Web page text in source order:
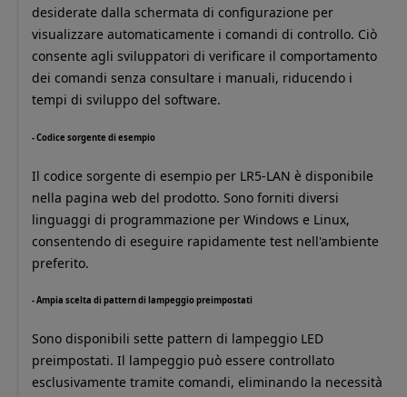
desiderate dalla schermata di configurazione per
visualizzare automaticamente i comandi di controllo. Ciò
consente agli sviluppatori di verificare il comportamento
dei comandi senza consultare i manuali, riducendo i
tempi di sviluppo del software.
- Codice sorgente di esempio
Il codice sorgente di esempio per LR5-LAN è disponibile
nella pagina web del prodotto. Sono forniti diversi
linguaggi di programmazione per Windows e Linux,
consentendo di eseguire rapidamente test nell'ambiente
preferito.
- Ampia scelta di pattern di lampeggio preimpostati
Sono disponibili sette pattern di lampeggio LED
preimpostati. Il lampeggio può essere controllato
esclusivamente tramite comandi, eliminando la necessità